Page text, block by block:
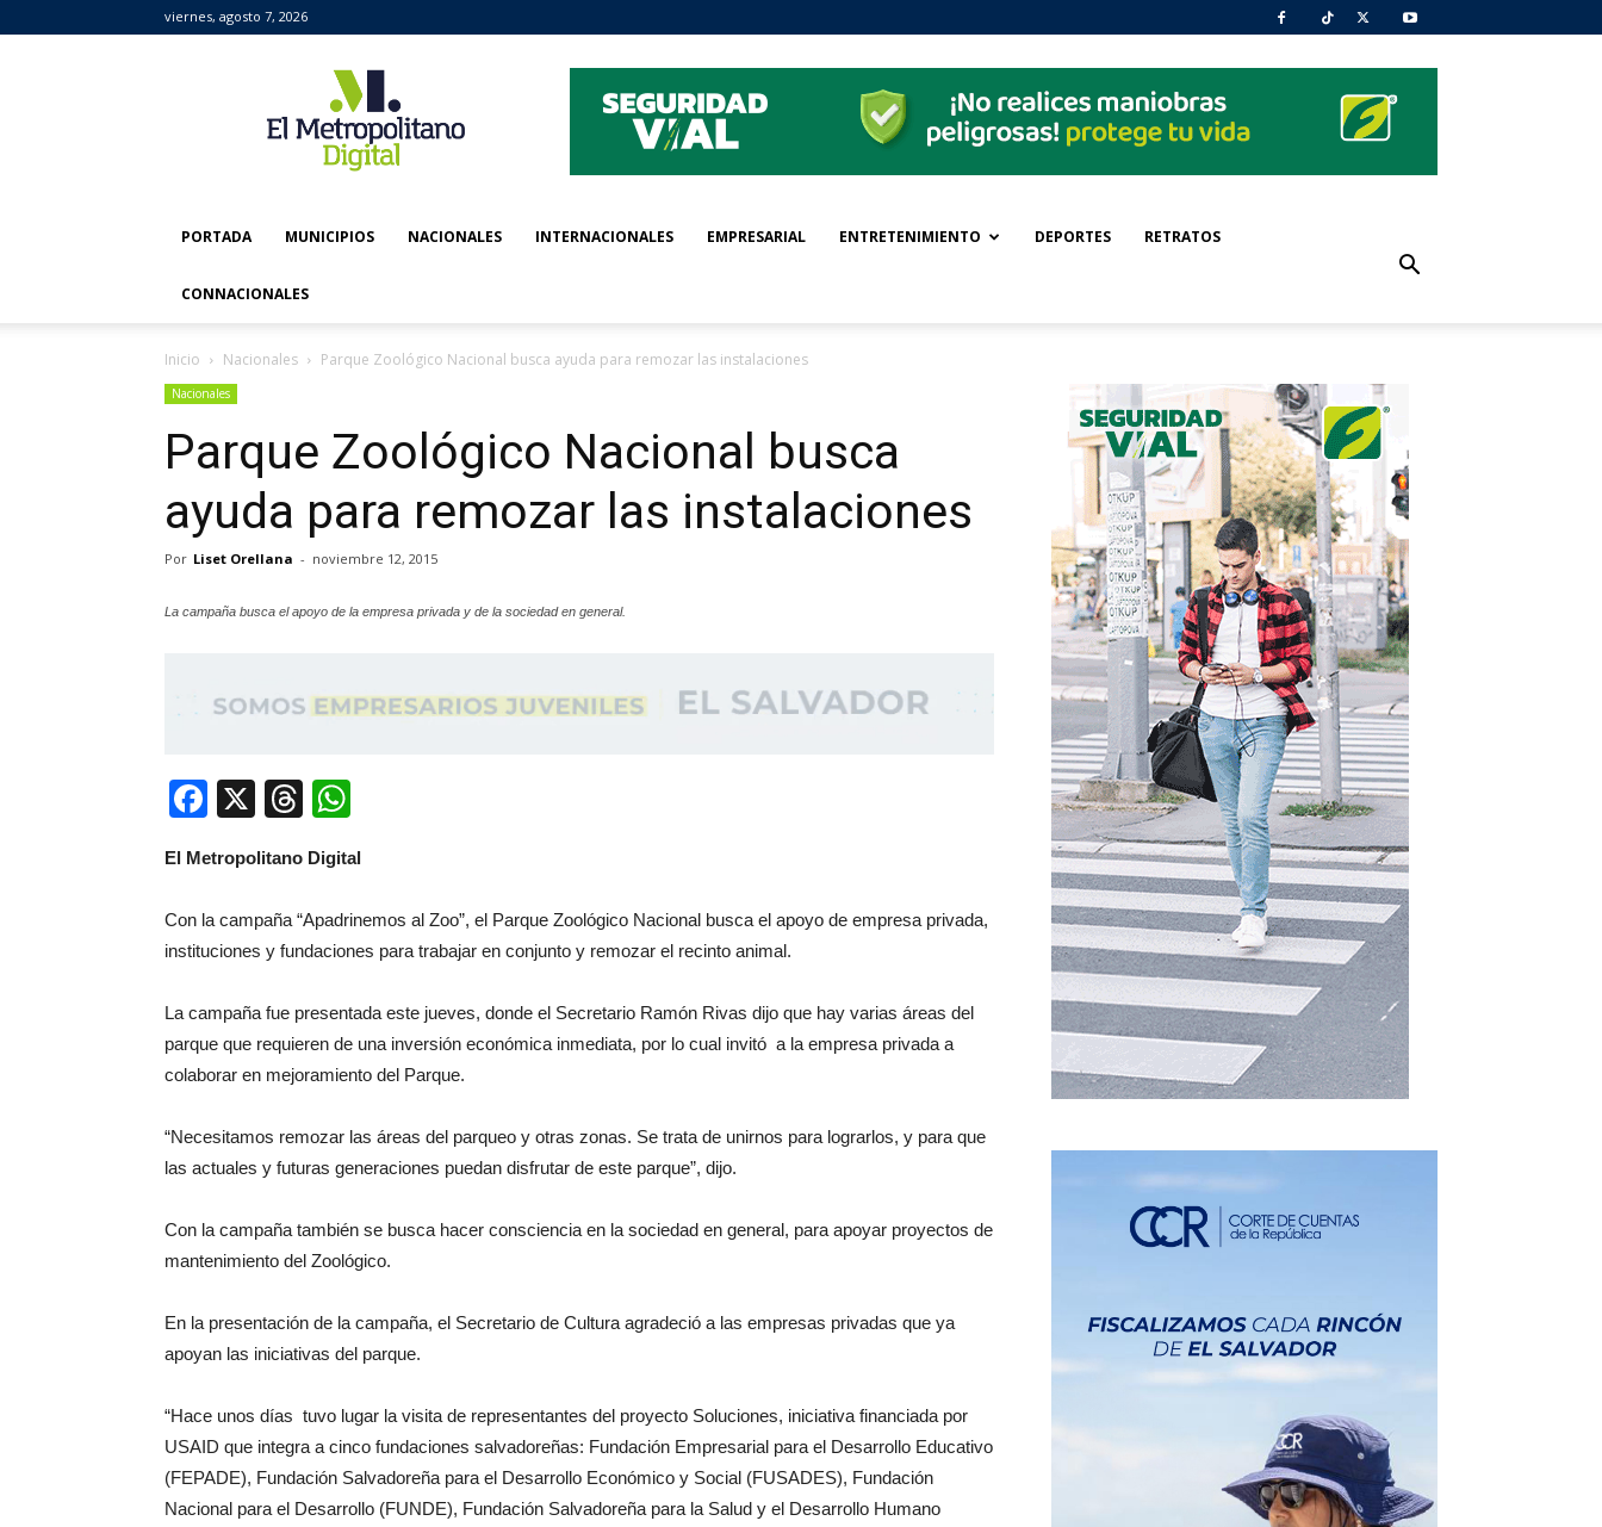
viernes, agosto 7, 2026
Metropolitano
Digital
PORTADA MUNICIPIOS NACIONALES INTERNACIONALES EMPRESARIAL ENTRETENIMIENTO DEPORTES RETRATOS
CONNACIONALES
Inicio Nacionales Parque Zoológico Nacional busca ayuda para remozar las instalaciones
Nacionales
Parque Zoológico Nacional busca
ayuda para remozar las instalaciones
Por Liset Orellana - noviembre 12, 2015
La campaña busca el apoyo de la empresa privada y de la sociedad en general.
Facebook
X Threads
El Metropolitano Digital
Con la campaña “Apadrinemos al Zoo”, el Parque Zoológico Nacional busca el apoyo de empresa privada,
instituciones y fundaciones para trabajar en conjunto y remozar el recinto animal.
La campaña fue presentada este jueves, donde el Secretario Ramón Rivas dijo que hay varias áreas del
parque que requieren de una inversión económica inmediata, por lo cual invitó a la empresa privada a
colaborar en mejoramiento del Parque.
“Necesitamos remozar las áreas del parqueo y otras zonas. Se trata de unirnos para lograrlos, y para que
las actuales y futuras generaciones puedan disfrutar de este parque”, dijo.
Con la campaña también se busca hacer consciencia en la sociedad en general, para apoyar proyectos de
mantenimiento del Zoológico.
En la presentación de la campaña, el Secretario de Cultura agradeció a las empresas privadas que ya
apoyan las iniciativas del parque.
“Hace unos días tuvo lugar la visita de representantes del proyecto Soluciones, iniciativa financiada por
USAID que integra a cinco fundaciones salvadoreñas: Fundación Empresarial para el Desarrollo Educativo
(FEPADE), Fundación Salvadoreña para el Desarrollo Económico y Social (FUSADES), Fundación
Nacional para el Desarrollo (FUNDE), Fundación Salvadoreña para la Salud y el Desarrollo Humano